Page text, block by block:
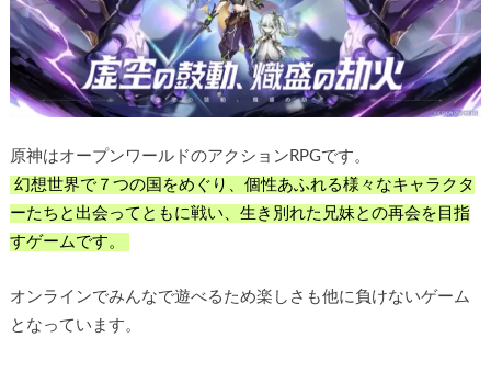
原神はオープンワールドのアクションRPGです。
幻想世界で７つの国をめぐり、個性あふれる様々なキャラクタ
ーたちと出会ってともに戦い、生き別れた兄妹との再会を目指
すゲームです。
オンラインでみんなで遊べるため楽しさも他に負けないゲーム
となっています。